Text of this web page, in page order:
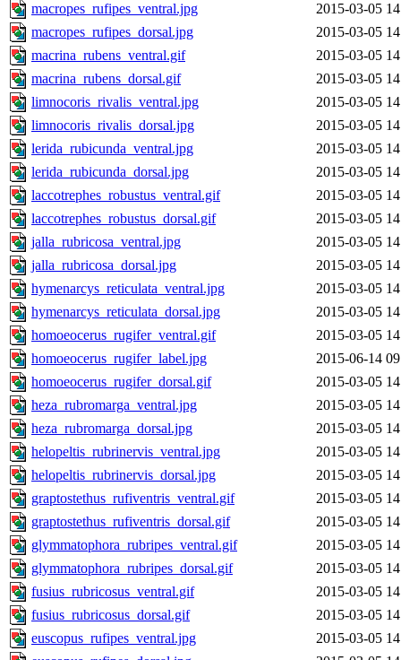
macropes_rufipes_ventral.jpg
2015-03-05
macropes_rufipes_dorsal.jpg
2015-03-05
macrina_rubens_ventral.gif
2015-03-05
macrina_rubens_dorsal.gif
2015-03-05
limnocoris_rivalis_ventral.jpg
2015-03-05
limnocoris_rivalis_dorsal.jpg
2015-03-05
lerida_rubicunda_ventral.jpg
2015-03-05
lerida_rubicunda_dorsal.jpg
2015-03-05
laccotrephes_robustus_ventral.gif
2015-03-05
laccotrephes_robustus_dorsal.gif
2015-03-05
jalla_rubricosa_ventral.jpg
2015-03-05
jalla_rubricosa_dorsal.jpg
2015-03-05
hymenarcys_reticulata_ventral.jpg
2015-03-05
hymenarcys_reticulata_dorsal.jpg
2015-03-05
homoeocerus_rugifer_ventral.gif
2015-03-05
homoeocerus_rugifer_label.jpg
2015-06-14
homoeocerus_rugifer_dorsal.gif
2015-03-05
heza_rubromarga_ventral.jpg
2015-03-05
heza_rubromarga_dorsal.jpg
2015-03-05
helopeltis_rubrinervis_ventral.jpg
2015-03-05
helopeltis_rubrinervis_dorsal.jpg
2015-03-05
graptostethus_rufiventris_ventral.gif
2015-03-05
graptostethus_rufiventris_dorsal.gif
2015-03-05
glymmatophora_rubripes_ventral.gif
2015-03-05
glymmatophora_rubripes_dorsal.gif
2015-03-05
fusius_rubricosus_ventral.gif
2015-03-05
fusius_rubricosus_dorsal.gif
2015-03-05
euscopus_rufipes_ventral.jpg
2015-03-05